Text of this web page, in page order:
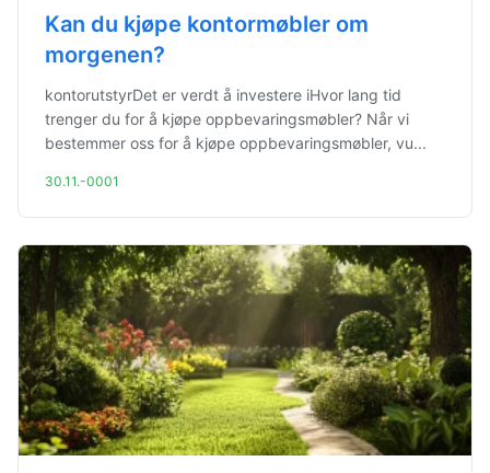
Kan du kjøpe kontormøbler om
morgenen?
kontorutstyrDet er verdt å investere iHvor lang tid
trenger du for å kjøpe oppbevaringsmøbler? Når vi
bestemmer oss for å kjøpe oppbevaringsmøbler, vu...
30.11.-0001